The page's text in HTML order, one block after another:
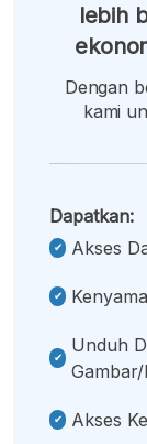
lebih
Dengan
kami
Dapatkan:
Akses
Unduh
Akses